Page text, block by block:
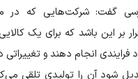
گفت: شرکت‌هایی که
بر این باشد که برای یک
فرایندی انجام دهند و
شود آن را تولیدی تلقی